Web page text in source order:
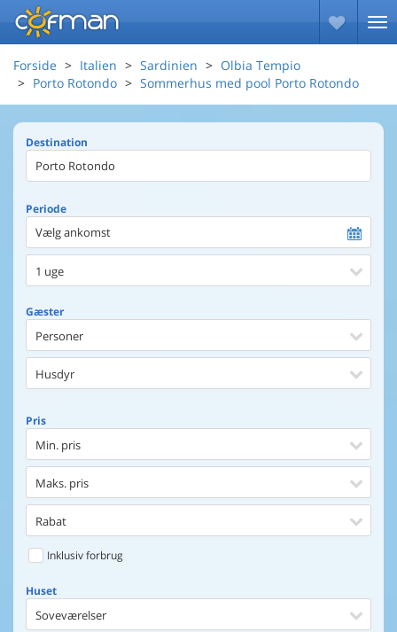
Forside Italien Sardinien
Olbia Tempio
Porto Rotondo
Sommerhus med pool Porto Rotondo
Destination
Periode
Vælg ankomst
1 uge
Gæster
Personer
Husdyr
Pris
Min. pris
Maks. pris
Rabat
Inklusiv forbrug
Huset
Soveværelser